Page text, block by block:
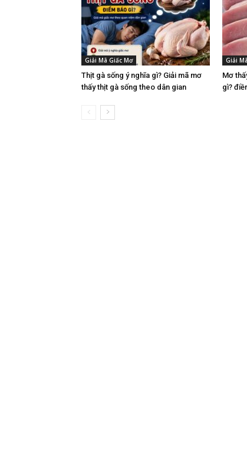
Giải Mã Giấc Mơ
Thịt gà sống ý nghĩa gì? Giải mã mơ
thấy thịt gà sống theo dân gian
Giải
Mơ
gì?